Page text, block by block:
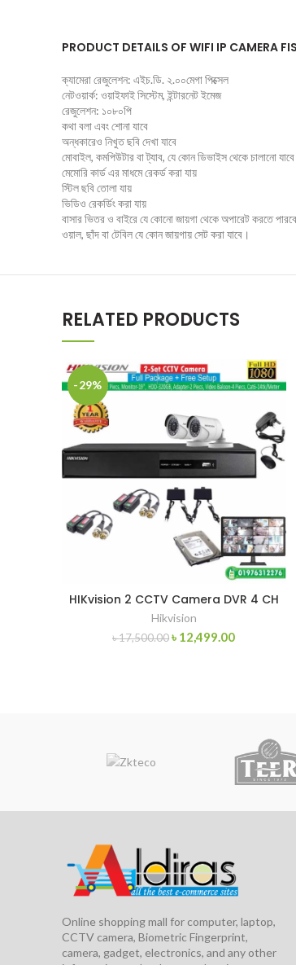
PRODUCT DETAILS OF WIFI IP CAMERA
ক্যামেরা রেজুলেশন: এইচ.ডি. ২.০০মেগা পিক্সেল
নেটওয়ার্ক: ওয়াইফাই সিস্টেম, ইন্টারনেট ইমেজ
রেজুলেশন: ১০৮০পি
কথা বলা এবং শোনা যাবে
অন্ধকারেও নিখুত ছবি দেখা যাবে
মোবাইল, কমপিউটার বা ট্যাব, যে কোন ডিভাইস থেকে চালানো যাবে
মেমোরি কার্ড এর মাধমে রেকর্ড করা যায়
স্টিল ছবি তোলা যায়
ভিডিও রেকর্ডিং করা যায়
বাসার ভিতর ও বাইরে যে কোনো জায়গা থেকে অপারেট করতে
ওয়াল, ছাঁদ বা টেবিল যে কোন জায়গায় সেট করা যাবে।
RELATED PRODUCTS
-29%
HIKvision 2 CCTV Camera DVR 4 CH
Hikvision
৳17,500.00 ৳ 12,499.00
Online shopping mall for computer, laptop,
CCTV camera, Biometric Fingerprint,
camera, gadget, electronics, and any other